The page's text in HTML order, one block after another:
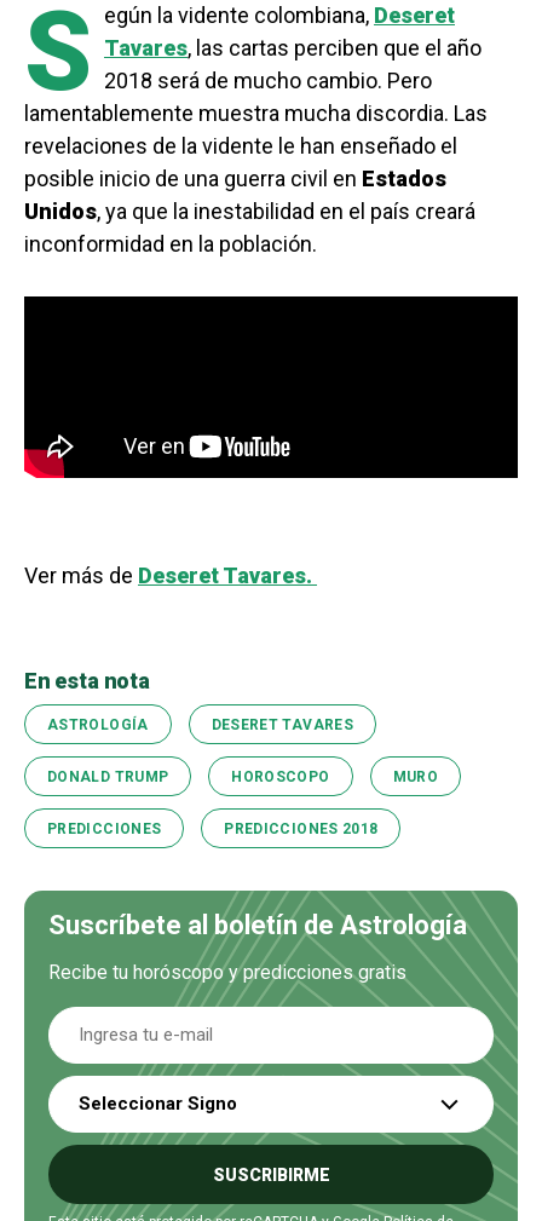
S egún la vidente colombiana, Deseret
Tavares, las cartas perciben que el año
2018 será de mucho cambio. Pero
lamentablemente muestra mucha discordia. Las
revelaciones de la vidente le han enseñado el
posible inicio de una guerra civil en Estados
Unidos, ya que la inestabilidad en el país creará
inconformidad en la población.
Ver más de Deseret Tavares.
En esta nota
ASTROLOGÍA DESERET TAVARES
DONALD TRUMP HOROSCOPO MURO
PREDICCIONES PREDICCIONES 2018
Suscríbete al boletín de Astrología
Recibe tu horóscopo y predicciones gratis
Seleccionar Signo
SUSCRIBIRME